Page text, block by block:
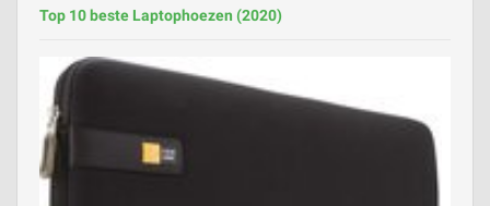
Top 10 beste Laptophoezen (2020)